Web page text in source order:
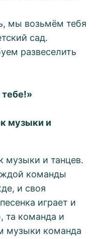
мы возьмём тебя
сад.
развеселить
тебе!»
музыки и
музыки и танцев.
команды
и своя
играет и
та команда и
музыки команда